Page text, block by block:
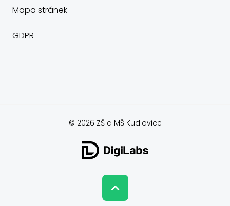
Mapa stránek
GDPR
© 2026 ZŠ a MŠ Kudlovice